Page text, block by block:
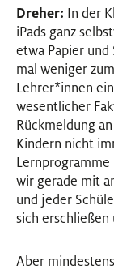
Dreher: In der
iPads ganz
etwa Papier
mal weniger
Lehrer*innen
wesentlicher
Rückmeldung
Kindern nicht
wir gerade mit
und jeder
sich
Aber